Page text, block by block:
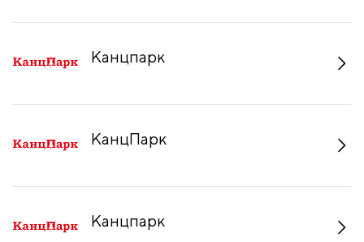
Канцпарк
КанцПарк
Канцпарк